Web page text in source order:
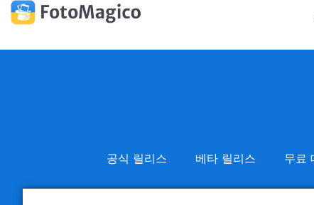
공식 릴리스 베타 릴리스 무료